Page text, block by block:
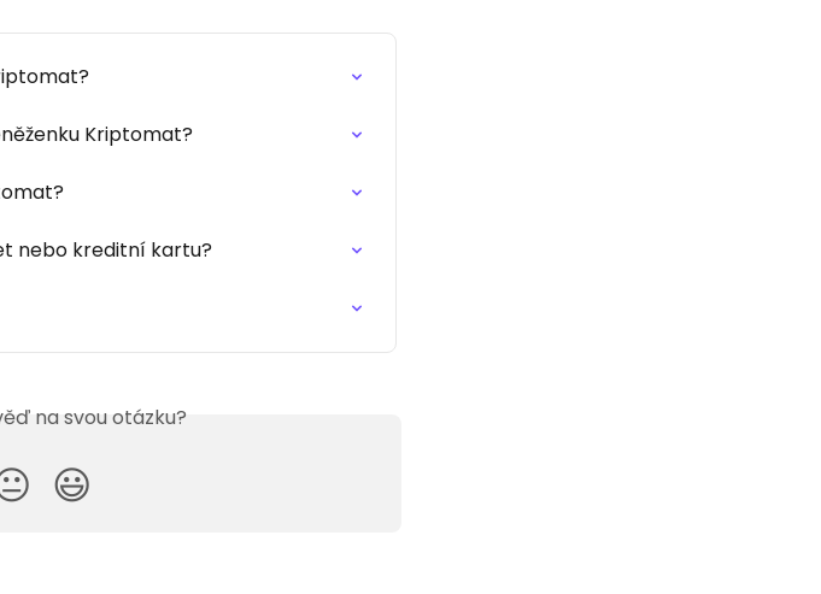
Kriptomat?
nebo kreditní kartu?
na svou otázku?
😃